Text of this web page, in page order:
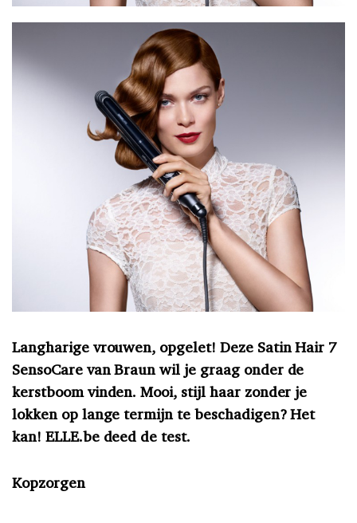
Langharige vrouwen, opgelet! Deze Satin Hair 7
SensoCare van Braun wil je graag onder de
kerstboom vinden. Mooi, stijl haar zonder je
lokken op lange termijn te beschadigen? Het
kan! ELLE.be deed de test.
Kopzorgen